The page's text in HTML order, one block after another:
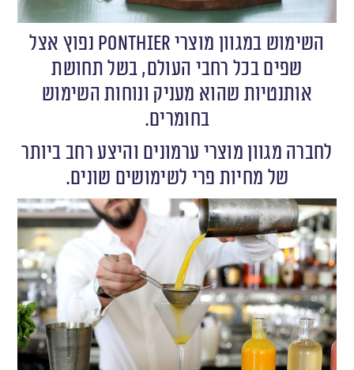
השימוש‭ ‬במגוון‭ ‬מוצרי ‭ ‬PONTHIER‬נפוץ‭ ‬אצל‭
‬שפים‭ ‬בכל‭ ‬רחבי‭ ‬העולם, ‬בשל‭ ‬תחושת‭
‬בחומרים.
‬לחברה‭ ‬מגוון‭ ‬מוצרי‭ ‬ערמונים‭ ‬והיצע‭ ‬רחב‭ ‬ביותר‭
‬של‭ ‬מחיות‭ ‬פרי‭ ‬לשימושים‭ ‬שונים‭.‬